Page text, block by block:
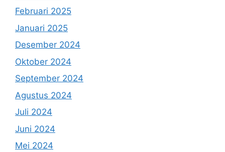
Februari 2025
Januari 2025
Desember 2024
Oktober 2024
September 2024
Agustus 2024
Juli 2024
Juni 2024
Mei 2024